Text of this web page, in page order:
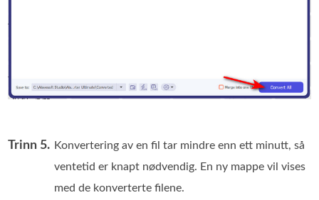
Trinn 5. Konvertering av en fil tar mindre enn ett minutt, så
ventetid er knapt nødvendig. En ny mappe vil vises
med de konverterte filene.